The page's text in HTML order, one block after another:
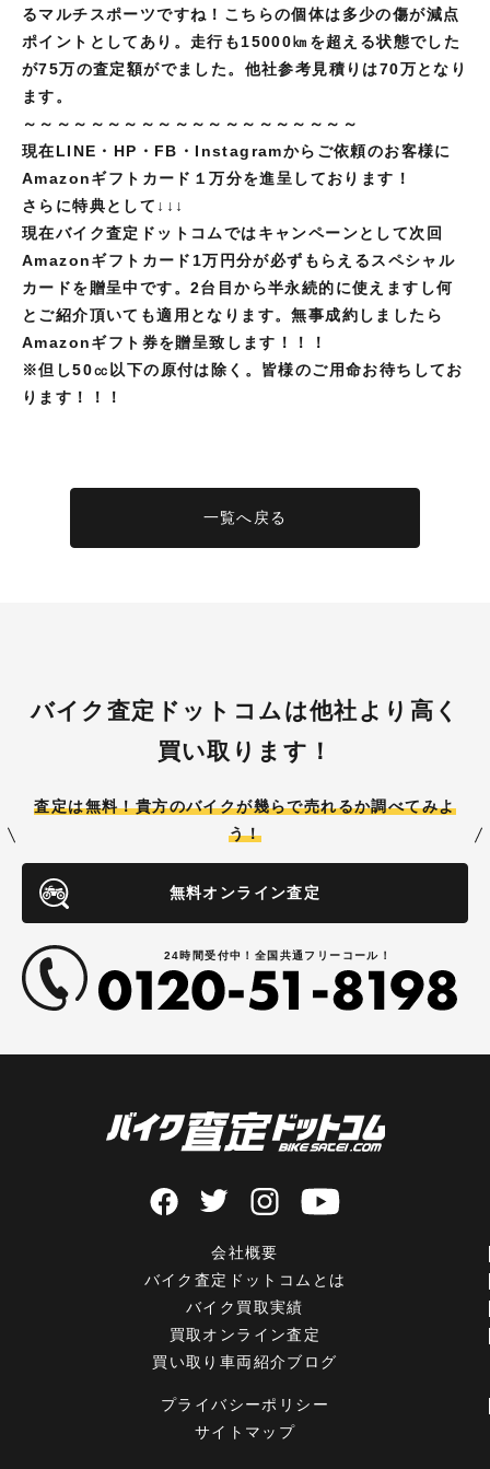
るマルチスポーツですね！こちらの個体は多少の傷が減点
ポイントとしてあり。走行も15000㎞を超える状態でした
が75万の査定額がでました。他社参考見積りは70万となり
ます。
～～～～～～～～～～～～～～～～～～～～
現在LINE ・ HP ・ FB ・ Instagramからご依頼のお客様に
Amazonギフトカード１万分を進呈しております！
さらに特典として ↓↓↓
現在バイク査定ドットコムではキャンペーンとして次回
Amazonギフトカード1万円分が必ずもらえるスペシャル
カードを贈呈中です。 2台目から半永続的に使えますし何
とご紹介頂いても適用となります。無事成約しましたら
Amazonギフト券を贈呈致します！！！
※但し50㏄以下の原付は除く。皆様のご用命お待ちしてお
ります！！！
一覧へ戻る
バイク査定ドットコムは他社より高く
買い取ります！
査定は無料！貴方のバイクが幾らで売れるか調べてみよ
う！
無料オンライン査定
24時間受付中！全国共通フリーコール！
会社概要
バイク査定ドットコムとは
バイク買取実績
買取オンライン査定
買い取り車両紹介ブログ
プライバシーポリシー
サイトマップ